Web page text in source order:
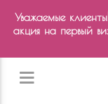
Уважаемые
акция на первый